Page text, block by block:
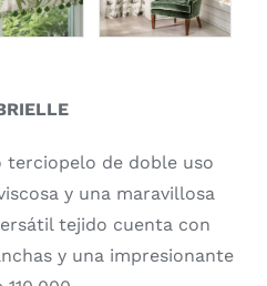
terciopelo de doble uso
y una maravillosa
tejido cuenta con
y una impresionante